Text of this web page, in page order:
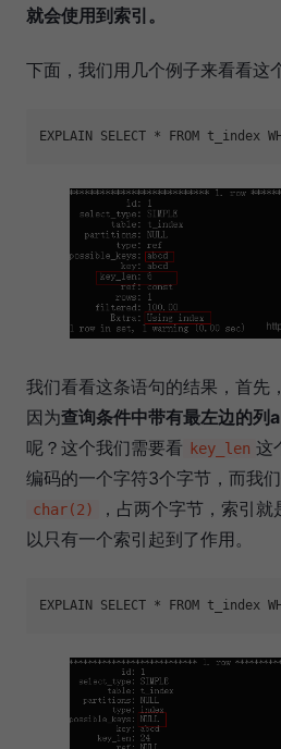
就会使用到索引。
下面，我们用几个例子来看看这
EXPLAIN SELECT * FROM t_index
我们看看这条语句的结果，首先
因为查询条件中带有最左边的列a
呢？这个我们需要看
key_len 这
编码的一个字符3个字节，而我
char(2)
，占两个字节，索引
以只有一个索引起到了作用。
EXPLAIN SELECT * FROM t_index